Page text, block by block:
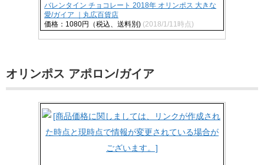
バレンタイン チョコレート 2018年 オリンポス 大きな
愛/ガイア ｜丸広百貨店
価格：1080円（税込、送料別) (2018/1/11時点)
オリンポス アポロン/ガイア